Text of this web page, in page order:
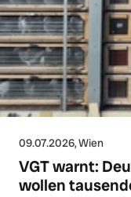
09.07.2026, Wien
VGT warnt:
wollen